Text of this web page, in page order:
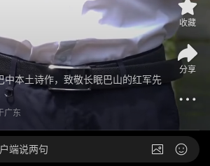
本土诗作，致敬长眠巴山的红军先
广东
收藏
分享
端说两句